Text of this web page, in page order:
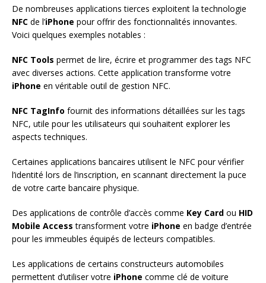
De nombreuses applications tierces exploitent la technologie
NFC de l’iPhone pour offrir des fonctionnalités innovantes.
Voici quelques exemples notables :
NFC Tools permet de lire, écrire et programmer des tags NFC
avec diverses actions. Cette application transforme votre
iPhone en véritable outil de gestion NFC.
NFC TagInfo fournit des informations détaillées sur les tags
NFC, utile pour les utilisateurs qui souhaitent explorer les
aspects techniques.
Certaines applications bancaires utilisent le NFC pour vérifier
l’identité lors de l’inscription, en scannant directement la puce
de votre carte bancaire physique.
Des applications de contrôle d’accès comme Key Card ou HID
Mobile Access transforment votre iPhone en badge d’entrée
pour les immeubles équipés de lecteurs compatibles.
Les applications de certains constructeurs automobiles
permettent d’utiliser votre iPhone comme clé de voiture